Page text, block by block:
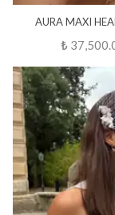
AURA MAXI
₺